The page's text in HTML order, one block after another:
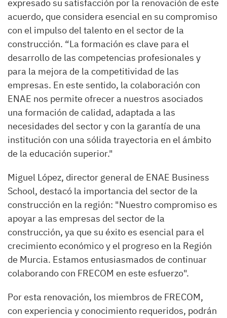
expresado su satisfacción por la renovación de este
acuerdo, que considera esencial en su compromiso
con el impulso del talento en el sector de la
construcción. “La formación es clave para el
desarrollo de las competencias profesionales y
para la mejora de la competitividad de las
empresas. En este sentido, la colaboración con
ENAE nos permite ofrecer a nuestros asociados
una formación de calidad, adaptada a las
necesidades del sector y con la garantía de una
institución con una sólida trayectoria en el ámbito
de la educación superior."
Miguel López, director general de ENAE Business
School, destacó la importancia del sector de la
construcción en la región: "Nuestro compromiso es
apoyar a las empresas del sector de la
construcción, ya que su éxito es esencial para el
crecimiento económico y el progreso en la Región
de Murcia. Estamos entusiasmados de continuar
colaborando con FRECOM en este esfuerzo".
Por esta renovación, los miembros de FRECOM,
con experiencia y conocimiento requeridos, podrán